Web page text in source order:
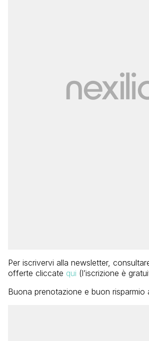
Per iscrivervi alla newsletter,
offerte cliccate qui (l’iscrizione è
Buona prenotazione e buon risparmio